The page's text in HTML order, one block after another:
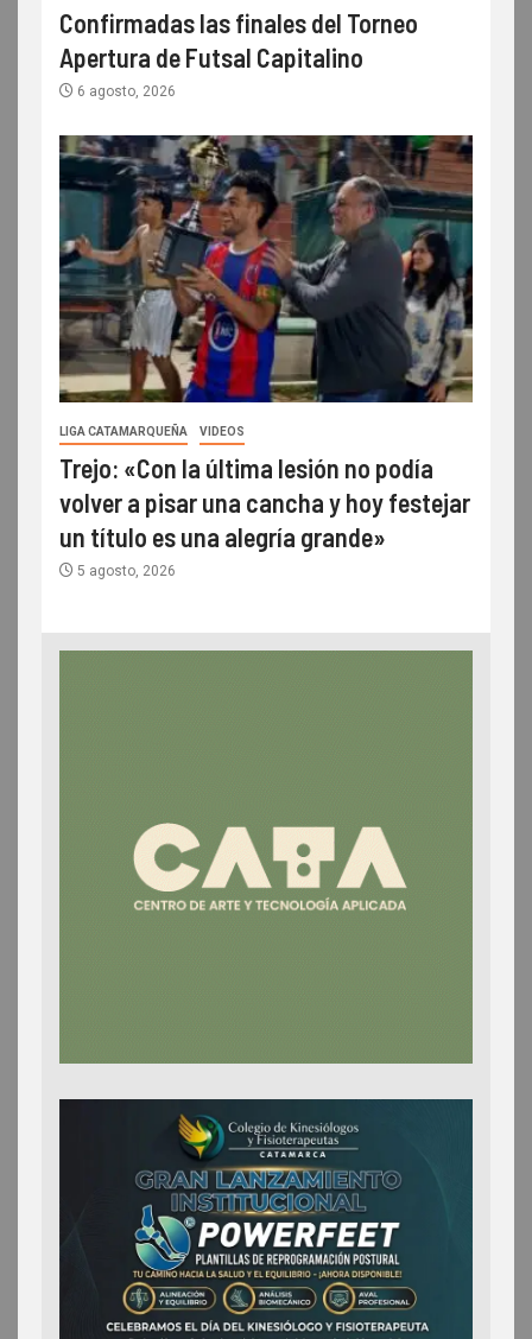
Confirmadas las finales del Torneo
Apertura de Futsal Capitalino
6 agosto, 2026
LIGA CATAMARQUEÑA VIDEOS
Trejo: «Con la última lesión no podía
volver a pisar una cancha y hoy festejar
un título es una alegría grande»
5 agosto, 2026